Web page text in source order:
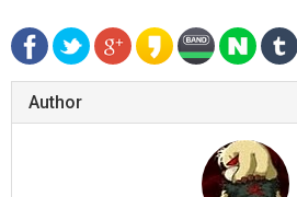
Author